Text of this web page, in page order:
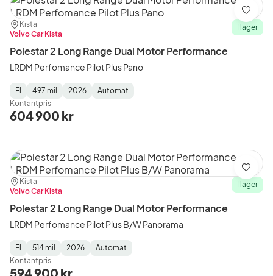
Plats:
Kista
Återförsäljare:
Volvo Car Kista
I lager
Polestar 2 Long Range Dual Motor Performance
LRDM Perfomance Pilot Plus Pano
Fuel
Type:
El
Mätarställning:
497 mil
Model
Year:
2026
Gearbox
Type:
Automat
Kontantpris
604 900 kr
Spara
Plats:
Kista
Återförsäljare:
Volvo Car Kista
I lager
Polestar 2 Long Range Dual Motor Performance
LRDM Perfomance Pilot Plus B/W Panorama
Fuel
Type:
El
Mätarställning:
514 mil
Model
Year:
2026
Gearbox
Type:
Automat
Kontantpris
594 900 kr
Spara